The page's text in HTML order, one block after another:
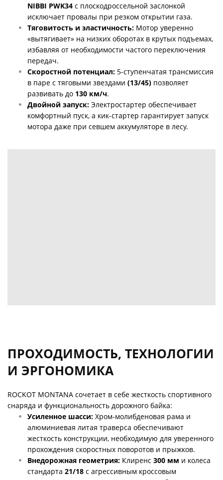
NIBBI PWK34 с плоскодроссельной заслонкой
исключает провалы при резком открытии газа.
Тяговитость и эластичность: Мотор уверенно
«вытягивает» на низких оборотах в крутых подъемах,
избавляя от необходимости частого переключения
передач.
Скоростной потенциал: 5-ступенчатая трансмиссия
в паре с тяговыми звездами (13/45) позволяет
развивать до 130 км/ч.
Двойной запуск: Электростартер обеспечивает
комфортный пуск, а кик-стартер гарантирует запуск
мотора даже при севшем аккумуляторе в лесу.
ПРОХОДИМОСТЬ, ТЕХНОЛОГИИ
И ЭРГОНОМИКА
ROCKOT MONTANA сочетает в себе жесткость спортивного
снаряда и функциональность дорожного байка:
Усиленное шасси: Хром-молибденовая рама и
алюминиевая литая траверса обеспечивают
жесткость конструкции, необходимую для уверенного
прохождения скоростных поворотов и прыжков.
Внедорожная геометрия: Клиренс 300 мм и колеса
стандарта 21/18 с агрессивным кроссовым